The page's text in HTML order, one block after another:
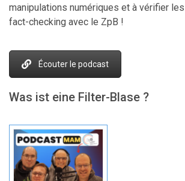
manipulations numériques et à vérifier
fact-checking avec le ZpB !
Écouter le podcast
Was ist eine Filter-Blase ?